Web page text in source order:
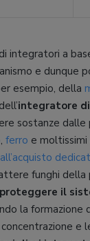
integratori a
e
esempio, della
integratore
sostanze
, ferro e moltissimi
funghi della
proteggere il
la formazione
e